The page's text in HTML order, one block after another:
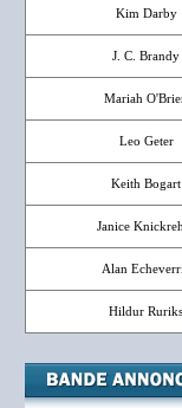
Kim Darby
J. C. Brandy
Mariah
Leo Geter
Keith Bogart
Janice
Alan
Hildur Ruriks